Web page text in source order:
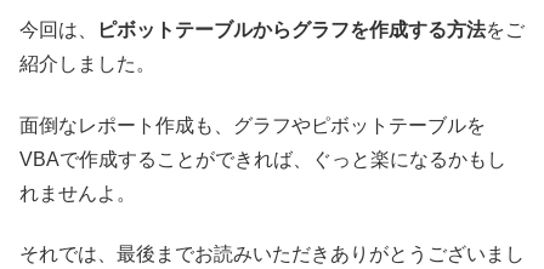
今回は、 ピボットテーブルからグラフを作成する方法をご
紹介しました。
面倒なレポート作成も、グラフやピボットテーブルを
VBAで作成することができれば、ぐっと楽になるかもし
れませんよ。
それでは、最後までお読みいただきありがとうございまし